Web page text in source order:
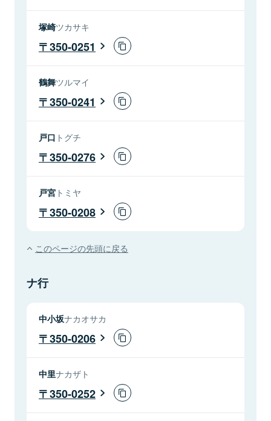
塚崎ツカサキ
350-0251
鶴舞ツルマイ
350-0241
戸口 トグチ
350-0276
戸宮 トミヤ
350-0208
このページの先頭に戻る
ナ行
中小坂ナカオサカ
350-0206
中里ナカザト
350-0252